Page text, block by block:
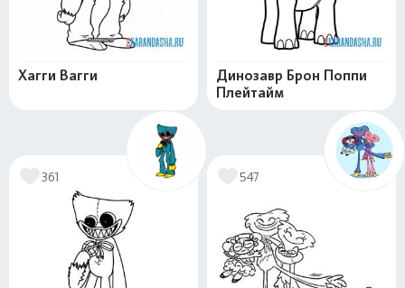
Хагги Вагги
Динозавр Брон Поппи
Плейтайм
361 547